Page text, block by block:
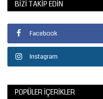
BIZI TAKIP EDIN
Facebook
Instagram
POPÜLER İÇERIKLER